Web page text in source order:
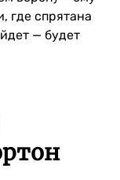
где спрятана
— будет